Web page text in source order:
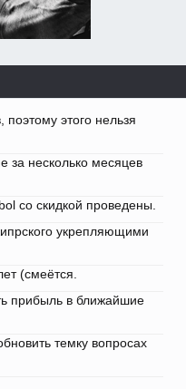
этого нельзя
за несколько месяцев
со скидкой проведены.
укрепляющими
(смеётся.
прибыль в ближайшие
темку вопросах